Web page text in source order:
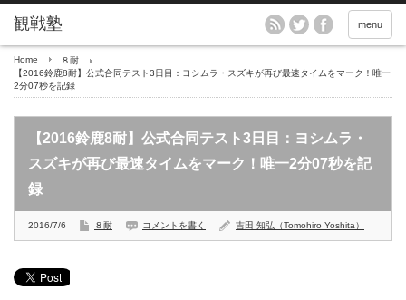
menu
Home
８耐
【2016鈴鹿8耐】公式合同テスト3日目：ヨシムラ・スズキが再び最速タイムをマーク！唯一
2分07秒を記録
【2016鈴鹿8耐】公式合同テスト3日目：ヨシムラ・
スズキが再び最速タイムをマーク！唯一2分07秒を記
録
2016/7/6 ８耐 コメントを書く 吉田 知弘（Tomohiro Yoshita）